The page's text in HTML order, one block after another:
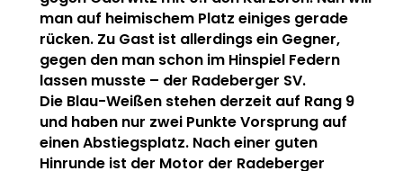
man auf heimischem Platz einiges gerade
rücken. Zu Gast ist allerdings ein Gegner,
gegen den man schon im Hinspiel Federn
lassen musste – der Radeberger SV.
Die Blau-Weißen stehen derzeit auf Rang 9
und haben nur zwei Punkte Vorsprung auf
einen Abstiegsplatz. Nach einer guten
Hinrunde ist der Motor der Radeberger